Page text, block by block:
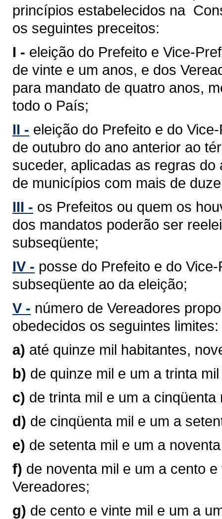
princípios estabelecidos na
os seguintes preceitos:
I - eleição do Prefeito e Vice-
de vinte e um anos, e dos
para mandato de quatro anos,
todo o País;
II - eleição do Prefeito e do
de outubro do ano anterior ao
suceder, aplicadas as regras
de municípios com mais de
III - os Prefeitos ou quem os
dos mandatos poderão ser
subseqüente;
IV - posse do Prefeito e do
subseqüente ao da eleição;
V - número de Vereadores
obedecidos os seguintes limites:
a) até quinze mil habitantes,
b) de quinze mil e um a trinta
c) de trinta mil e um a
d) de cinqüenta mil e um a
e) de setenta mil e um a
f) de noventa mil e um a cento
Vereadores;
g) de cento e vinte mil e um a